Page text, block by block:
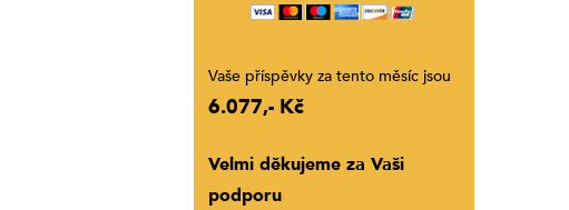
Vaše příspěvky za tento měsíc jsou
6.077,- Kč
Velmi děkujeme za Vaši
podporu